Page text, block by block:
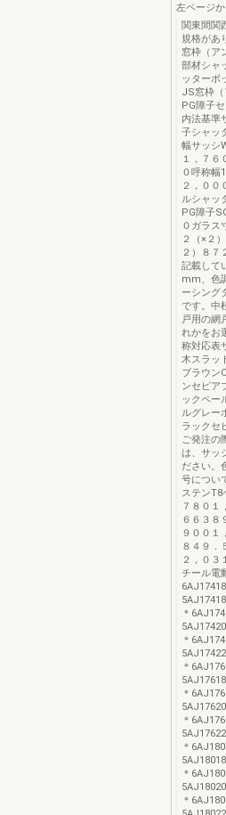
左ページ
関東間関
規格があ
窓枠（ア
部材シャ
ッター
JS窓枠（
PG障子
内法基準
子シャッ
幅サッシ
１，７
０呼称幅
２，００
ルシャッ
PG障子
０ガラス
２（×２
２）８
記載して
mm、色
ーシング
です。中
戸用の網
れかをお
称対応表
木スラッ
ブラウン
ンセピア
ックペー
ルグレー
ラックセ
ご発注の
は、サッ
ださい。
号につい
ステンT8
７８０１
６６３８
９００１
８４９．
２，０３
チール電
＊
＊
＊
＊
＊
＊
＊
＊